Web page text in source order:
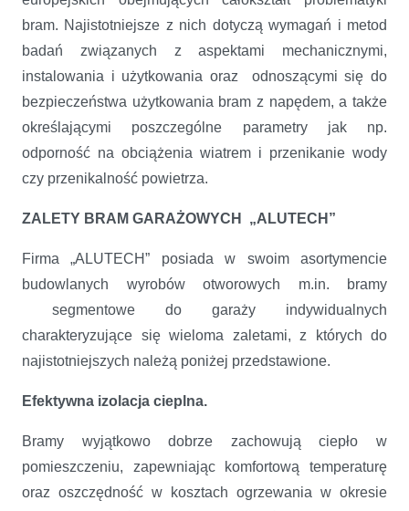
bram. Najistotniejsze z nich dotyczą wymagań i metod
badań związanych z aspektami mechanicznymi,
instalowania i użytkowania oraz odnoszącymi się do
bezpieczeństwa użytkowania bram z napędem, a także
określającymi poszczególne parametry jak np.
odporność na obciążenia wiatrem i przenikanie wody
czy przenikalność powietrza.
ZALETY BRAM GARAŻOWYCH „ALUTECH”
Firma „ALUTECH” posiada w swoim asortymencie
budowlanych wyrobów otworowych m.in. bramy
segmentowe do garaży indywidualnych
charakteryzujące się wieloma zaletami, z których do
najistotniejszych należą poniżej przedstawione.
Efektywna izolacja cieplna.
Bramy wyjątkowo dobrze zachowują ciepło w
pomieszczeniu, zapewniając komfortową temperaturę
oraz oszczędność w kosztach ogrzewania w okresie